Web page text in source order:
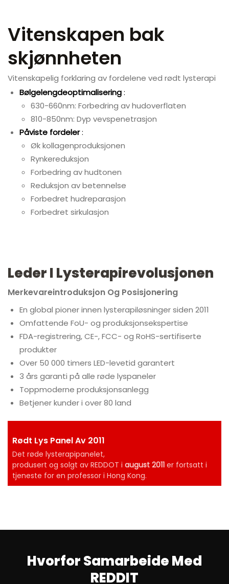
Vitenskapen bak
skjønnheten
Vitenskapelig forklaring av fordelene ved rødt lysterapi
Bølgelengdeoptimalisering:
630-660nm: Forbedring av hudoverflaten
810-850nm: Dyp vevspenetrasjon
Påviste fordeler:
Øk kollagenproduksjonen
Rynkereduksjon
Forbedring av hudtonen
Reduksjon av betennelse
Forbedret hudreparasjon
Forbedret sirkulasjon
Leder I Lysterapirevolusjonen
Merkevareintroduksjon Og Posisjonering
En global pioner innen lysterapiløsninger siden 2011
Omfattende FoU- og produksjonsekspertise
FDA-registrering, CE-, FCC- og RoHS-sertifiserte
produkter
Over 50 000 timers LED-levetid garantert
3 års garanti på alle røde lyspaneler
Toppmoderne produksjonsanlegg
Betjener kunder i over 80 land
Rødt Lys Panel Av 2011
Det røde lysterapipanelet,
produsert og solgt av REDDOT i august 2011 er fortsatt i
tjeneste for en professor i Hong Kong.
Hvorfor Samarbeide Med
REDDIT